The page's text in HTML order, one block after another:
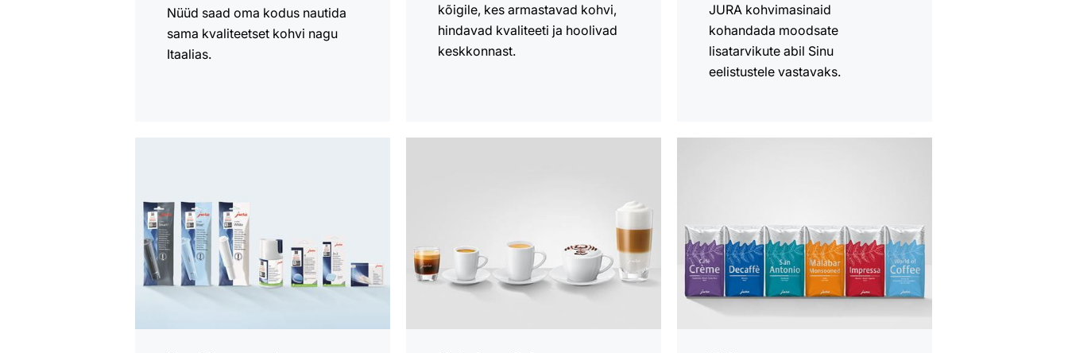
Nüüd saad oma kodus nautida
sama kvaliteetset kohvi nagu
Itaalias.
kõigile, kes armastavad kohvi,
hindavad kvaliteeti ja hoolivad
keskkonnast.
JURA kohvimasinaid
kohandada moodsate
lisatarvikute abil Sinu
eelistustele vastavaks.